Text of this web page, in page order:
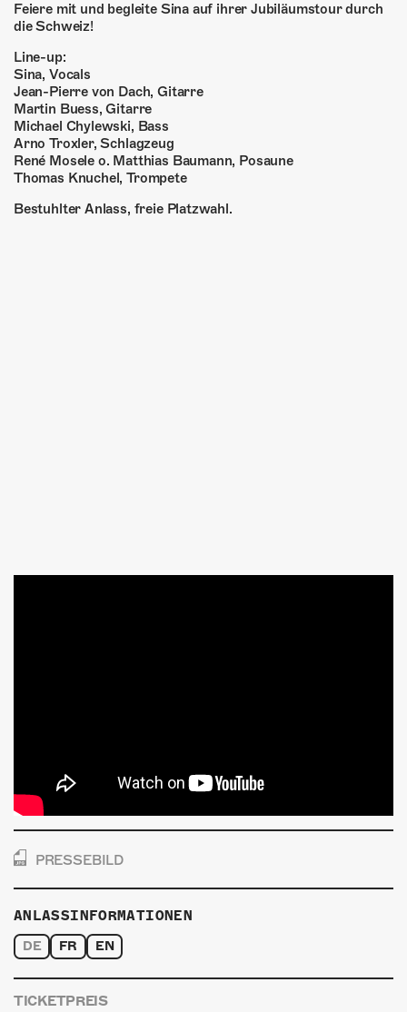
Feiere mit und begleite Sina auf ihrer Jubiläumstour durch
die Schweiz!
Line-up:
Sina, Vocals
Jean-Pierre von Dach, Gitarre
Martin Buess, Gitarre
Michael Chylewski, Bass
Arno Troxler, Schlagzeug
René Mosele o. Matthias Baumann, Posaune
Thomas Knuchel, Trompete
Bestuhlter Anlass, freie Platzwahl.
PRESSEBILD
ANLASSINFORMATIONEN
DE FR EN
TICKETPREIS